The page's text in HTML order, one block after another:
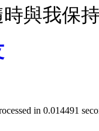
與我保
in 0.014491